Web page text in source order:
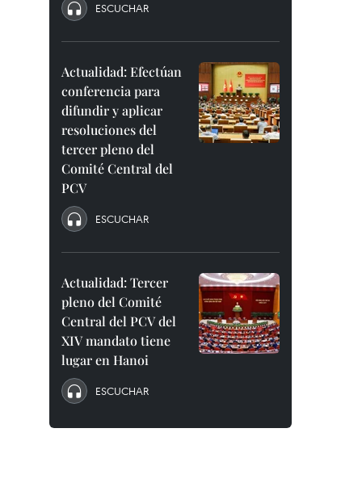
ESCUCHAR
Actualidad: Efectúan
conferencia para
difundir y aplicar
resoluciones del
tercer pleno del
Comité Central del
PCV
ESCUCHAR
Actualidad: Tercer
pleno del Comité
Central del PCV del
XIV mandato tiene
lugar en Hanoi
ESCUCHAR